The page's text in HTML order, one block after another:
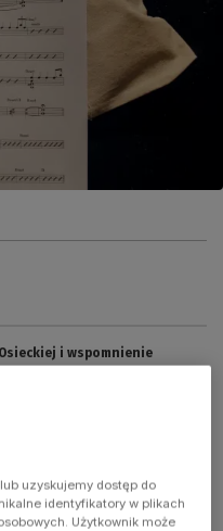
i wspomnienie
im. Agnieszki Osieckiej
oraz Poznania.
piosenek patronki
uzyskujemy dostęp do
identyfikatory w plikach
Użytkownik może